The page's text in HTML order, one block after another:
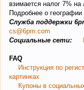
взимается налог 7% на
Подробнее о
Служба поддержки
cs@6pm.com
Социальные сети:
FAQ
Инструкция по
картинках
Купоны в